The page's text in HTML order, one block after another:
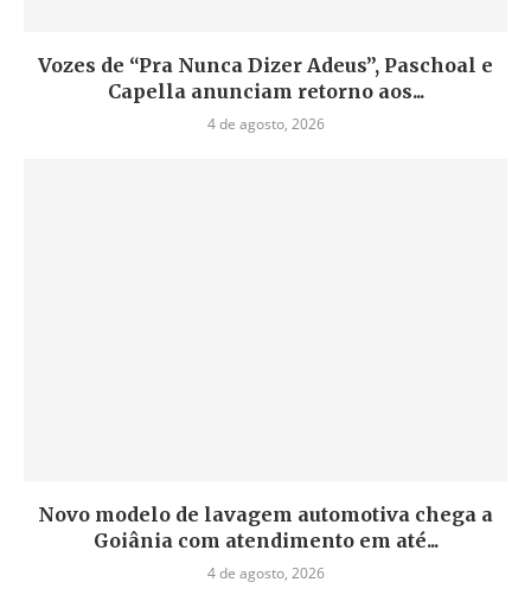
Vozes de “Pra Nunca Dizer Adeus”, Paschoal e
Capella anunciam retorno aos...
4 de agosto, 2026
Novo modelo de lavagem automotiva chega a
Goiânia com atendimento em até...
4 de agosto, 2026